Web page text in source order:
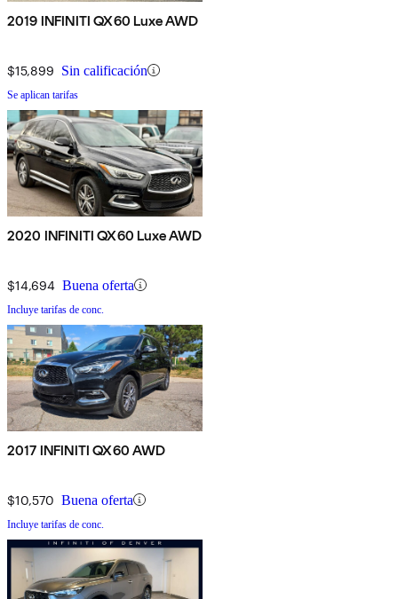
2019 INFINITI QX60 Luxe AWD
$15,899 Sin calificación
Se aplican tarifas
2020 INFINITI QX60 Luxe AWD
$14,694 Buena oferta
Incluye tarifas de conc.
2017 INFINITI QX60 AWD
$10,570 Buena oferta
Incluye tarifas de conc.